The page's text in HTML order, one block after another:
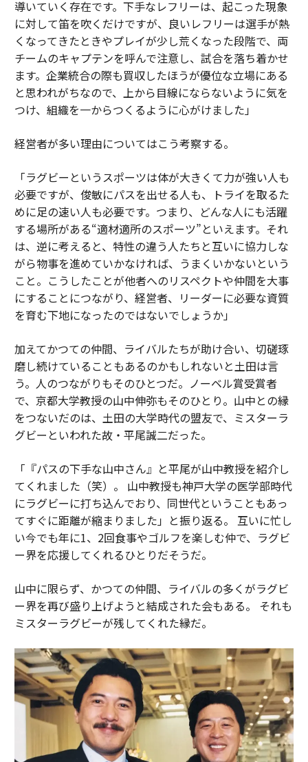
導いていく存在です。下手なレフリーは、起こった現象
に対して笛を吹くだけですが、良いレフリーは選手が熱
くなってきたときやプレイが少し荒くなった段階で、両
チームのキャプテンを呼んで注意し、試合を落ち着かせ
ます。企業統合の際も買収したほうが優位な立場にある
と思われがちなので、上から目線にならないように気を
つけ、組織を一からつくるように心がけました」
経営者が多い理由についてはこう考察する。
「ラグビーというスポーツは体が大きくて力が強い人も
必要ですが、俊敏にパスを出せる人も、トライを取るた
めに足の速い人も必要です。つまり、どんな人にも活躍
する場所がある“適材適所のスポーツ”といえます。それ
は、逆に考えると、特性の違う人たちと互いに協力しな
がら物事を進めていかなければ、うまくいかないという
こと。こうしたことが他者へのリスペクトや仲間を大事
にすることにつながり、経営者、リーダーに必要な資質
を育む下地になったのではないでしょうか」
加えてかつての仲間、ライバルたちが助け合い、切磋琢
磨し続けていることもあるのかもしれないと土田は言
う。人のつながりもそのひとつだ。ノーベル賞受賞者
で、京都大学教授の山中伸弥もそのひとり。山中との縁
をつないだのは、土田の大学時代の盟友で、ミスターラ
グビーといわれた故・平尾誠二だった。
「『パスの下手な山中さん』と平尾が山中教授を紹介し
てくれました（笑）。 山中教授も神戸大学の医学部時代
にラグビーに打ち込んでおり、同世代ということもあっ
てすぐに距離が縮まりました」と振り返る。 互いに忙し
い今でも年に1、2回食事やゴルフを楽しむ仲で、ラグビ
ー界を応援してくれるひとりだそうだ。
山中に限らず、かつての仲間、ライバルの多くがラグビ
ー界を再び盛り上げようと結成された会もある。 それも
ミスターラグビーが残してくれた縁だ。